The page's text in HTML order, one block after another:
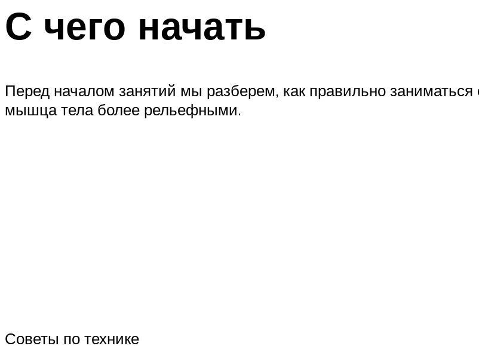
С чего начать
Перед началом занятий мы разберем, как правильно заниматься
мышца тела более рельефными.
Советы по технике